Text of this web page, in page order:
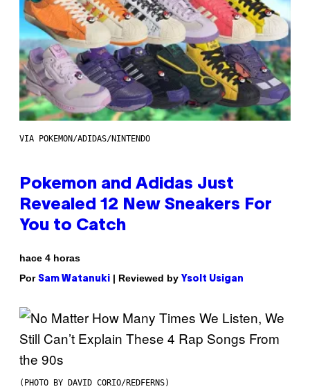
VIA POKEMON/ADIDAS/NINTENDO
Pokemon and Adidas Just
Revealed 12 New Sneakers For
You to Catch
hace 4 horas
Por Sam Watanuki | Reviewed by Ysolt Usigan
(PHOTO BY DAVID CORIO/REDFERNS)